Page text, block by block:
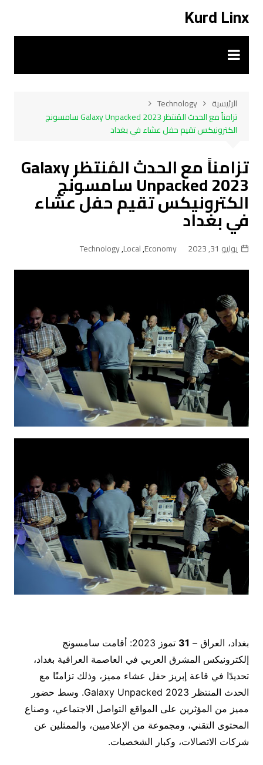
المحتوى
Kurd Linx
الرئيسية
Technology
تزامناً مع الحدث المُنتظر Galaxy Unpacked 2023 سامسونج
الكترونيكس تقيم حفل عشاء في بغداد
تزامناً مع الحدث المُنتظر Galaxy
Unpacked 2023 سامسونج
الكترونيكس تقيم حفل عشاء
في بغداد
يوليو 31, 2023 Economy
,
Local
,
Technology
بغداد، العراق – 31
تموز 2023: أقامت سامسونج
إلكترونيكس المشرق العربي في العاصمة العراقية بغداد،
تحديدًا في قاعة إبريز حفل عشاء مميز، وذلك تزامنًا مع
الحدث المنتظر Galaxy Unpacked 2023. وسط حضور
مميز من المؤثرين على المواقع التواصل الاجتماعي، وصناع
المحتوى التقني، ومجموعة من الإعلاميين، والممثلين عن
شركات الاتصالات، وكبار الشخصيات.